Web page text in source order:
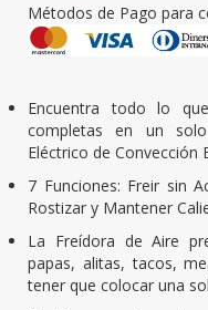
Métodos de Pago para
Encuentra todo lo
completas en un
Eléctrico de Convección
7 Funciones: Freir sin
Rostizar y Mantener
La Freídora de Aire
papas, alitas, tacos,
tener que colocar una